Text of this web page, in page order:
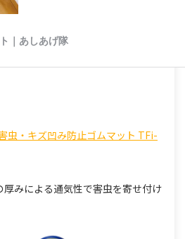
虫・キズ凹み防止ゴムマット TFi-
厚みによる通気性で害虫を寄せ付け